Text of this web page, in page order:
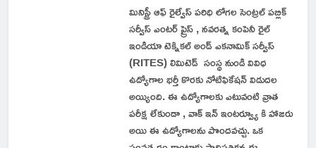
మినిస్ట్రీ ఆఫ్ రైల్వేస్ పరిధి లోగల సెంట్రల్ పబ్లిక్
సర్వీస్ ఎంటర్ ప్రైస్ , నవరత్న కంపెనీ రైల్
ఇండియా టెక్నికల్ అండ్ ఎకనామిక్ సర్వీస్
(RITES) లిమిటెడ్ సంస్థ నుండి వివిధ
ఉద్యోగాల భర్తీ కొరకు నోటిఫికేషన్ విడుదల
అయ్యింది. ఈ ఉద్యోగాలకు ఎటువంటి వ్రాత
పరీక్ష లేకుండా , వాక్ ఇన్ ఇంటర్వ్యూ కి హాజరు
అయి ఈ ఉద్యోగాలను పొందవచ్చు. ఒక